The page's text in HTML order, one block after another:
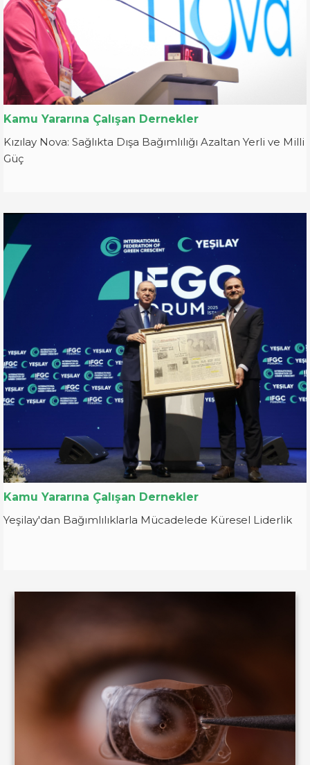
Kamu Yararına Çalışan Dernekler
Kızılay Nova: Sağlıkta Dışa Bağımlılığı Azaltan Yerli ve Milli
Güç
Kamu Yararına Çalışan Dernekler
Yeşilay'dan Bağımlılıklarla Mücadelede Küresel Liderlik